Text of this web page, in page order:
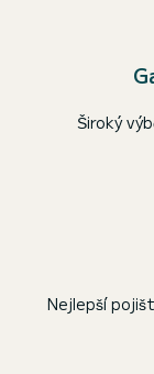
Široký
Nejlepší